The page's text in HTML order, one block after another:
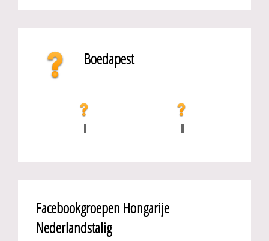
Boedapest
Facebookgroepen Hongarije
Nederlandstalig